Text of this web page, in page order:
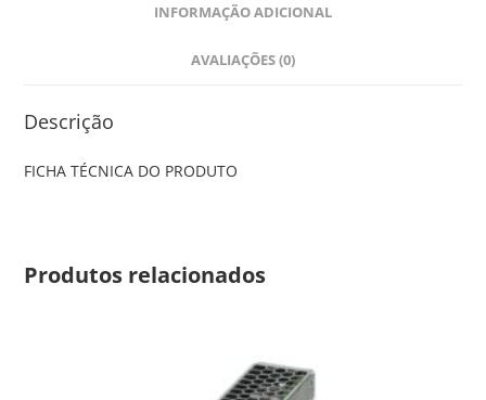
INFORMAÇÃO ADICIONAL
AVALIAÇÕES (0)
Descrição
FICHA TÉCNICA DO PRODUTO
Produtos relacionados